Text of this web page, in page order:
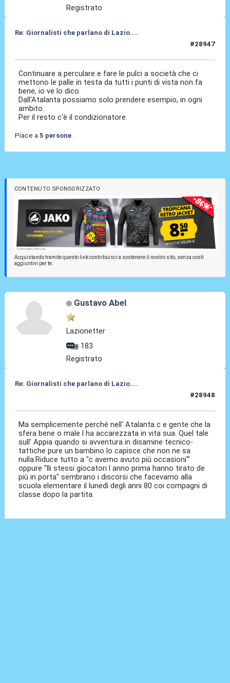
Registrato
Re: Giornalisti che parlano di Lazio....
#28947
Continuare a perculare e fare le pulci a società che ci
mettono le palle in testa da tutti i punti di vista non fa
bene, io ve lo dico.
Dall'Atalanta possiamo solo prendere esempio, in ogni
ambito.
Per il resto c'è il condizionatore.
Piace a 5 persone.
CONTENUTO SPONSORIZZATO
Acquistando tramite questo link contribuisci a sostenere il nostro sito, senza costi
aggiuntivi per te.
Gustavo Abel
Lazionetter
183
Registrato
Re: Giornalisti che parlano di Lazio....
#28948
Ma semplicemente perché nell' Atalanta c e gente che la
sfera bene o male l ha accarezzata in vita sua. Quel tale
sull' Appia quando si avventura in disamine tecnico-
tattiche pure un bambino lo capisce che non ne sa
nulla.Riduce tutto a "c avemo avuto più occasioni'"
oppure "lli stessi giocatori l anno prima hanno tirato de
più in porta" sembrano i discorsi che facevamo alla
scuola elementare il lunedì degli anni 80 coi compagni di
classe dopo la partita.